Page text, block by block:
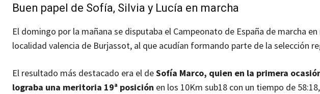
Buen papel de Sofía, Silvia y Lucía en marcha
El domingo por la mañana se disputaba el Campeonato de España de marcha
localidad valencia de Burjassot, al que acudían formando parte de la selección
El resultado más destacado era el deSofía Marco, quien en la primera
lograba una meritoria 19ª posición en los 10Km sub18 con un tiempo de